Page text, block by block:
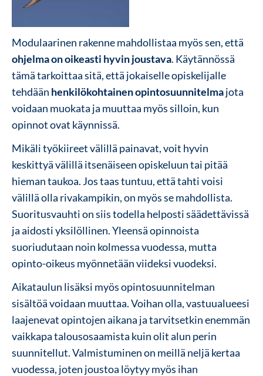
Modulaarinen rakenne mahdollistaa myös sen, että
ohjelma on oikeasti hyvin joustava. Käytännössä
tämä tarkoittaa sitä, että jokaiselle opiskelijalle
tehdään henkilökohtainen opintosuunnitelmajota
voidaan muokata ja muuttaa myös silloin, kun
opinnot ovat käynnissä.
Mikäli työkiireet välillä painavat, voit hyvin
keskittyä välillä itsenäiseen opiskeluun tai pitää
hieman taukoa. Jos taas tuntuu, että tahti voisi
välillä olla rivakampikin, on myös se mahdollista.
Suoritusvauhti on siis todella helposti säädettävissä
ja aidosti yksilöllinen. Yleensä opinnoista
suoriudutaan noin kolmessa vuodessa, mutta
opinto-oikeus myönnetään viideksi vuodeksi.
Aikataulun lisäksi myös opintosuunnitelman
sisältöä voidaan muuttaa. Voihan olla, vastuualueesi
laajenevat opintojen aikana ja tarvitsetkin enemmän
vaikkapa talousosaamista kuin olit alun perin
suunnitellut. Valmistuminen on meillä neljä kertaa
vuodessa, joten joustoa löytyy myös ihan